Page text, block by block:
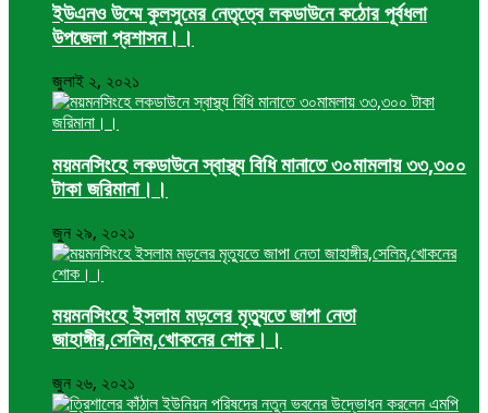
ইউএনও উম্মে কুলসুমের নেতৃত্বে লকডাউনে কঠোর পূর্বধলা
উপজেলা প্রশাসন।।
জুলাই ২, ২০২১
ময়মনসিংহে লকডাউনে স্বাস্থ্য বিধি মানাতে ৩০মামলায় ৩৩,৩০০
টাকা জরিমানা।।
জুন ২৯, ২০২১
ময়মনসিংহে ইসলাম মড়লের মৃত্যুতে জাপা নেতা
জাহাঙ্গীর,সেলিম,খোকনের শোক।।
জুন ২৬, ২০২১